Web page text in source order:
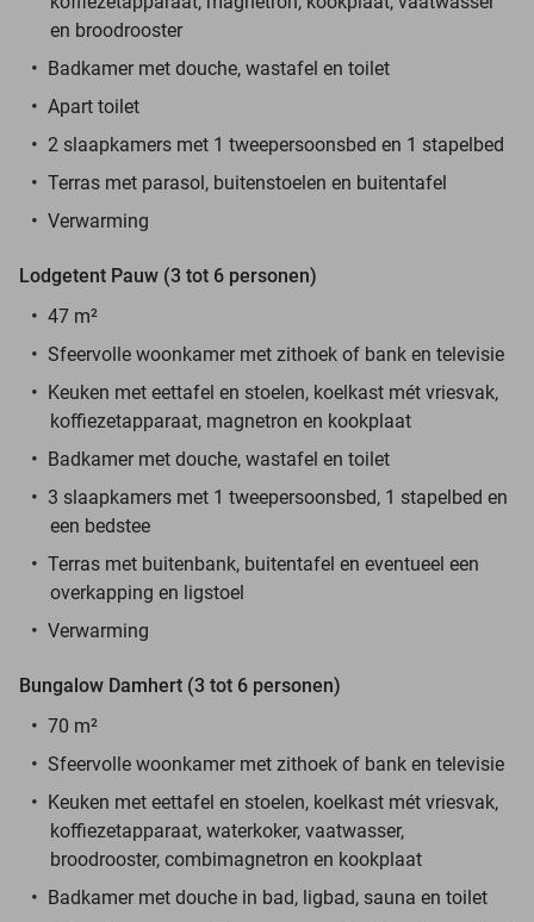
en broodrooster
Badkamer met douche, wastafel en toilet
Apart toilet
2 slaapkamers met 1 tweepersoonsbed en 1 stapelbed
Terras met parasol, buitenstoelen en buitentafel
Verwarming
Lodgetent Pauw (3 tot 6 personen)
47 m²
Sfeervolle woonkamer met zithoek of bank en televisie
Keuken met eettafel en stoelen, koelkast mét vriesvak,
koffiezetapparaat, magnetron en kookplaat
Badkamer met douche, wastafel en toilet
3 slaapkamers met 1 tweepersoonsbed, 1 stapelbed en
een bedstee
Terras met buitenbank, buitentafel en eventueel een
overkapping en ligstoel
Verwarming
Bungalow Damhert (3 tot 6 personen)
70 m²
Sfeervolle woonkamer met zithoek of bank en televisie
Keuken met eettafel en stoelen, koelkast mét vriesvak,
koffiezetapparaat, waterkoker, vaatwasser,
broodrooster, combimagnetron en kookplaat
Badkamer met douche in bad, ligbad, sauna en toilet